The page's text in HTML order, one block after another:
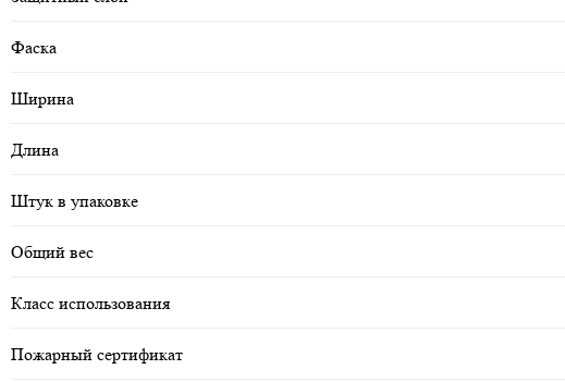
Фаска
Ширина
Длина
Штук в упаковке
Общий вес
Класс использования
Пожарный сертификат